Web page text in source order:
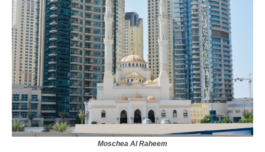
Moschea Al Raheem